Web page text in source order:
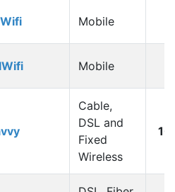
Mobile
Mobile
Cable,
DSL and
Fixed
Wireless